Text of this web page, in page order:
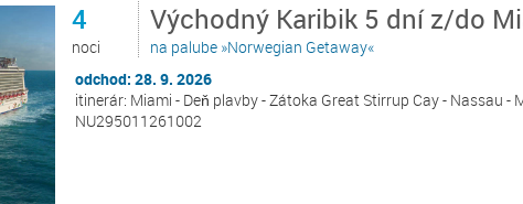
4
noci
Východný Karibik 5 dní z/do
na palube »Norwegian Getaway«
odchod: 28. 9. 2026
itinerár: Miami - Deň plavby - Zátoka Great Stirrup Cay - Nassau -
NU295011261002